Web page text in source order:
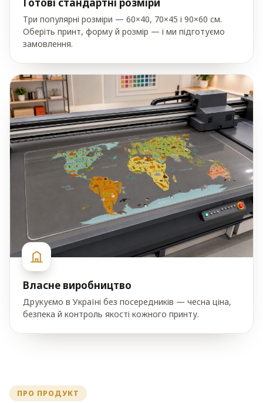
Готові стандартні розміри
Три популярні розміри — 60×40, 70×45 і 90×60 см.
Оберіть принт, форму й розмір — і ми підготуємо
замовлення.
Власне виробництво
Друкуємо в Україні без посередників — чесна ціна,
безпека й контроль якості кожного принту.
ПРО ПРОДУКТ